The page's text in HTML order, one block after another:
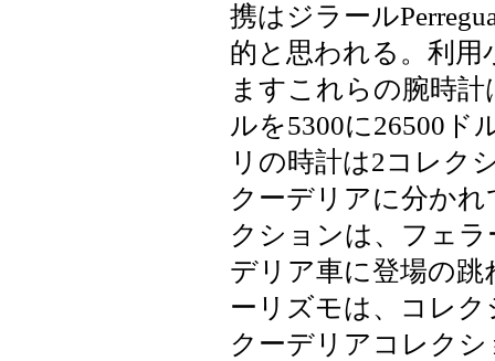
携はジラール
的と思われる。利用
ますこれらの腕時
ルを5300に26500ド
リの時計は2コレク
クーデリアに分か
クションは、フェ
デリア車に登場の
ーリズモは、コレ
クーデリアコレク